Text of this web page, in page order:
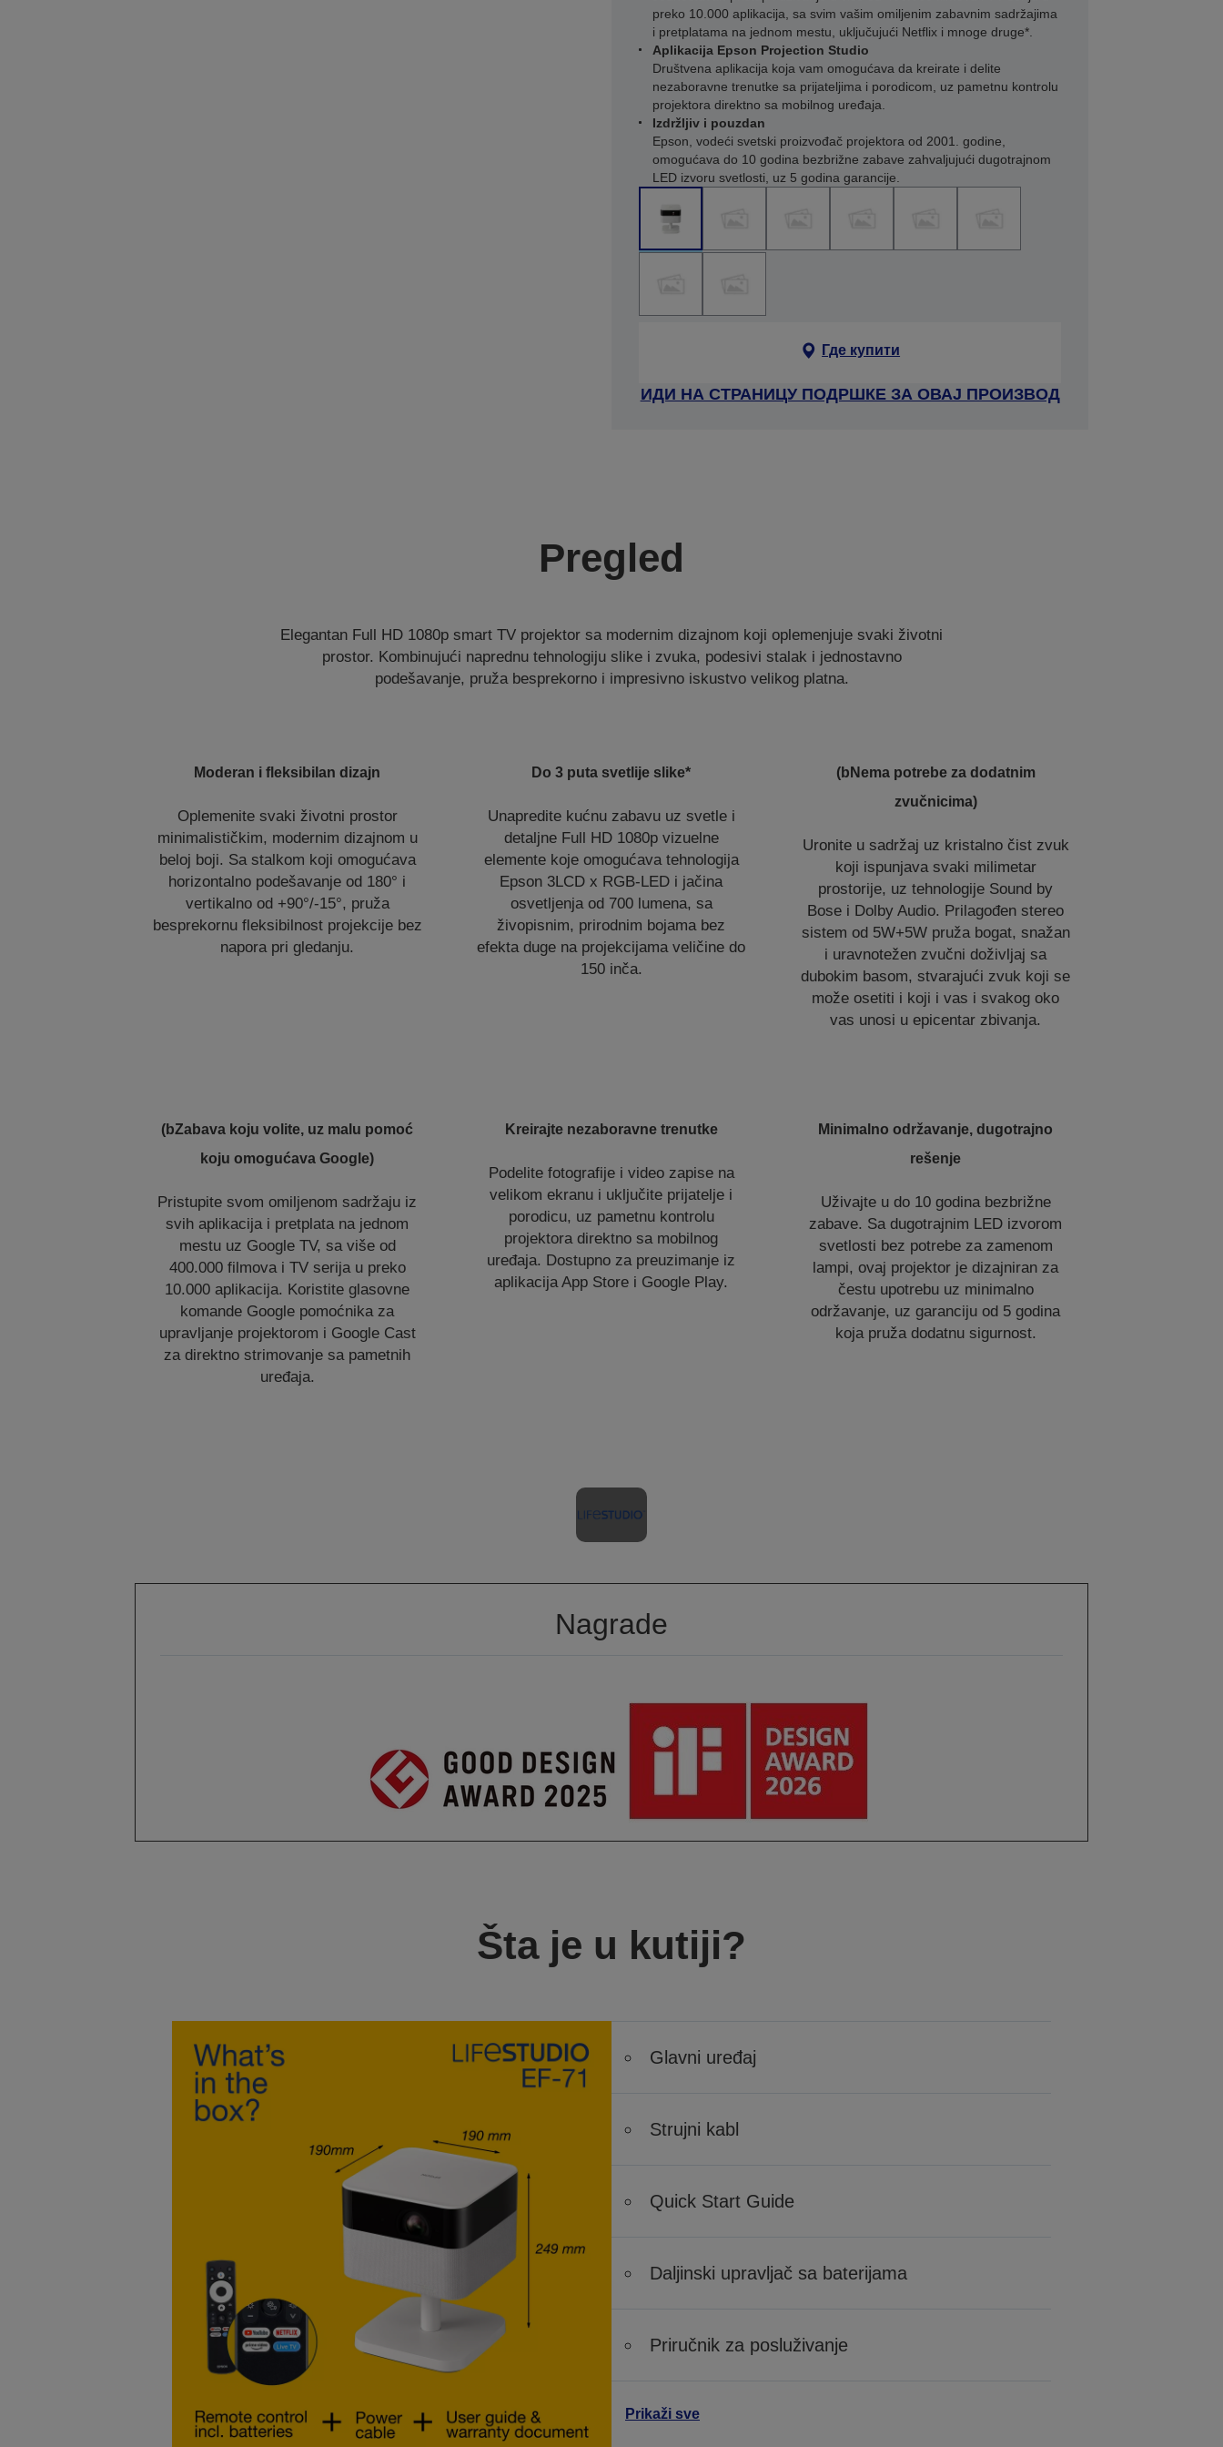
preko 10.000 aplikacija, sa svim vašim omiljenim zabavnim sadržajima
i pretplatama na jednom mestu, uključujući Netflix i mnoge druge*.
Aplikacija Epson Projection Studio
Društvena aplikacija koja vam omogućava da kreirate i delite
nezaboravne trenutke sa prijateljima i porodicom, uz pametnu kontrolu
projektora direktno sa mobilnog uređaja.
Izdržljiv i pouzdan
Epson, vodeći svetski proizvođač projektora od 2001. godine,
omogućava do 10 godina bezbrižne zabave zahvaljujući dugotrajnom
LED izvoru svetlosti, uz 5 godina garancije.
Где купити
ИДИ НА СТРАНИЦУ ПОДРШКЕ ЗА ОВАЈ ПРОИЗВОД
Pregled
Elegantan Full HD 1080p smart TV projektor sa modernim dizajnom koji oplemenjuje svaki životni
prostor. Kombinujući naprednu tehnologiju slike i zvuka, podesivi stalak i jednostavno
podešavanje, pruža besprekorno i impresivno iskustvo velikog platna.
Moderan i fleksibilan dizajn
Oplemenite svaki životni prostor
minimalističkim, modernim dizajnom u
beloj boji. Sa stalkom koji omogućava
horizontalno podešavanje od 180° i
vertikalno od +90°/-15°, pruža
besprekornu fleksibilnost projekcije bez
napora pri gledanju.
Do 3 puta svetlije slike*
Unapredite kućnu zabavu uz svetle i
detaljne Full HD 1080p vizuelne
elemente koje omogućava tehnologija
Epson 3LCD x RGB-LED i jačina
osvetljenja od 700 lumena, sa
živopisnim, prirodnim bojama bez
efekta duge na projekcijama veličine do
150 inča.
(bNema potrebe za dodatnim
zvučnicima)
Uronite u sadržaj uz kristalno čist zvuk
koji ispunjava svaki milimetar
prostorije, uz tehnologije Sound by
Bose i Dolby Audio. Prilagođen stereo
sistem od 5W+5W pruža bogat, snažan
i uravnotežen zvučni doživljaj sa
dubokim basom, stvarajući zvuk koji se
može osetiti i koji i vas i svakog oko
vas unosi u epicentar zbivanja.
(bZabava koju volite, uz malu pomoć
koju omogućava Google)
Pristupite svom omiljenom sadržaju iz
svih aplikacija i pretplata na jednom
mestu uz Google TV, sa više od
400.000 filmova i TV serija u preko
10.000 aplikacija. Koristite glasovne
komande Google pomoćnika za
upravljanje projektorom i Google Cast
za direktno strimovanje sa pametnih
uređaja.
Kreirajte nezaboravne trenutke
Podelite fotografije i video zapise na
velikom ekranu i uključite prijatelje i
porodicu, uz pametnu kontrolu
projektora direktno sa mobilnog
uređaja. Dostupno za preuzimanje iz
aplikacija App Store i Google Play.
Minimalno održavanje, dugotrajno
rešenje
Uživajte u do 10 godina bezbrižne
zabave. Sa dugotrajnim LED izvorom
svetlosti bez potrebe za zamenom
lampi, ovaj projektor je dizajniran za
čestu upotrebu uz minimalno
održavanje, uz garanciju od 5 godina
koja pruža dodatnu sigurnost.
Nagrade
Šta je u kutiji?
Glavni uređaj
Strujni kabl
Quick Start Guide
Daljinski upravljač sa baterijama
Priručnik za posluživanje
Prikaži sve